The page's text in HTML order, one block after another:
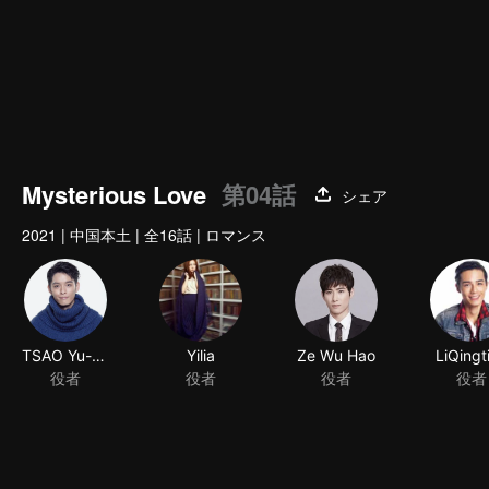
Mysterious Love 第04話
シェア
2021 | 中国本土 | 全16話 | ロマンス
TSAO Yu-Ning
役者
Yilia
役者
Ze Wu Hao
役者
役者